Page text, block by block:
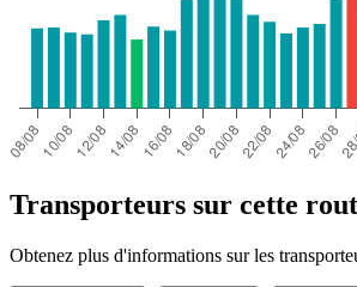
Transporteurs sur cette
Obtenez plus d'informations sur les